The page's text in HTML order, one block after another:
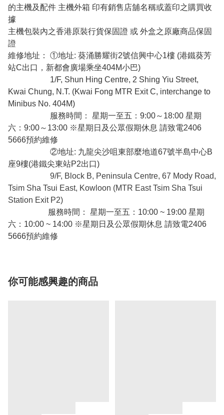
的主機及配件 主機外箱 印有銷售店舖名稱或蓋印之購買收
據
主機包裝內之香港原裝行貨保固證 或 外盒之原廠商品保固
證
維修地址： ①地址: 葵涌勝耀街2號信興中心1樓 (港鐵葵芳
站C出口，新都會廣場乘坐404M小巴)
1/F, Shun Hing Centre, 2 Shing Yiu Street,
Kwai Chung, N.T. (Kwai Fong MTR Exit C, interchange to
Minibus No. 404M)
服務時間： 星期一至五：9:00～18:00 星期
六：9:00～13:00 ※星期日及公眾假期休息 請致電2406
5666預約維修
②地址: 九龍尖沙咀東部麼地道67號半島中心B
座9樓(港鐵尖東站P2出口)
9/F, Block B, Peninsula Centre, 67 Mody Road,
Tsim Sha Tsui East, Kowloon (MTR East Tsim Sha Tsui
Station Exit P2)
服務時間： 星期一至五：10:00 ~ 19:00 星期
六：10:00 ~ 14:00 ※星期日及公眾假期休息 請致電2406
5666預約維修
你可能感興趣的商品